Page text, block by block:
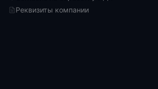
Реквизиты компании